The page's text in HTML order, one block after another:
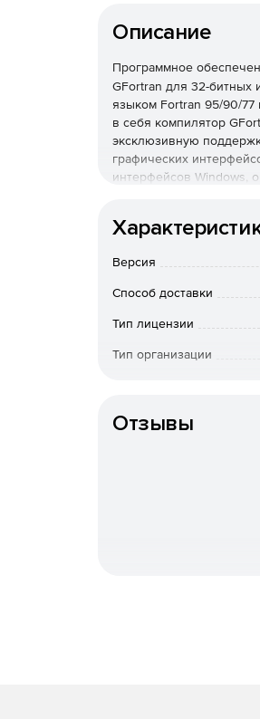
Описание
Программное
GFortran для 32-битных
языком Fortran 95/90/
в себя компилятор
эксклюзивную
графических
интерфейсов Windows,
Помимо этого, в состав
производительность
предлагает
процессорах Intel и AMD.
объединять свой код
Программа LG Fortran –
Версия
Способ доставки
Тип лицензии
Тип организации
Особенности доставки
Отзывы